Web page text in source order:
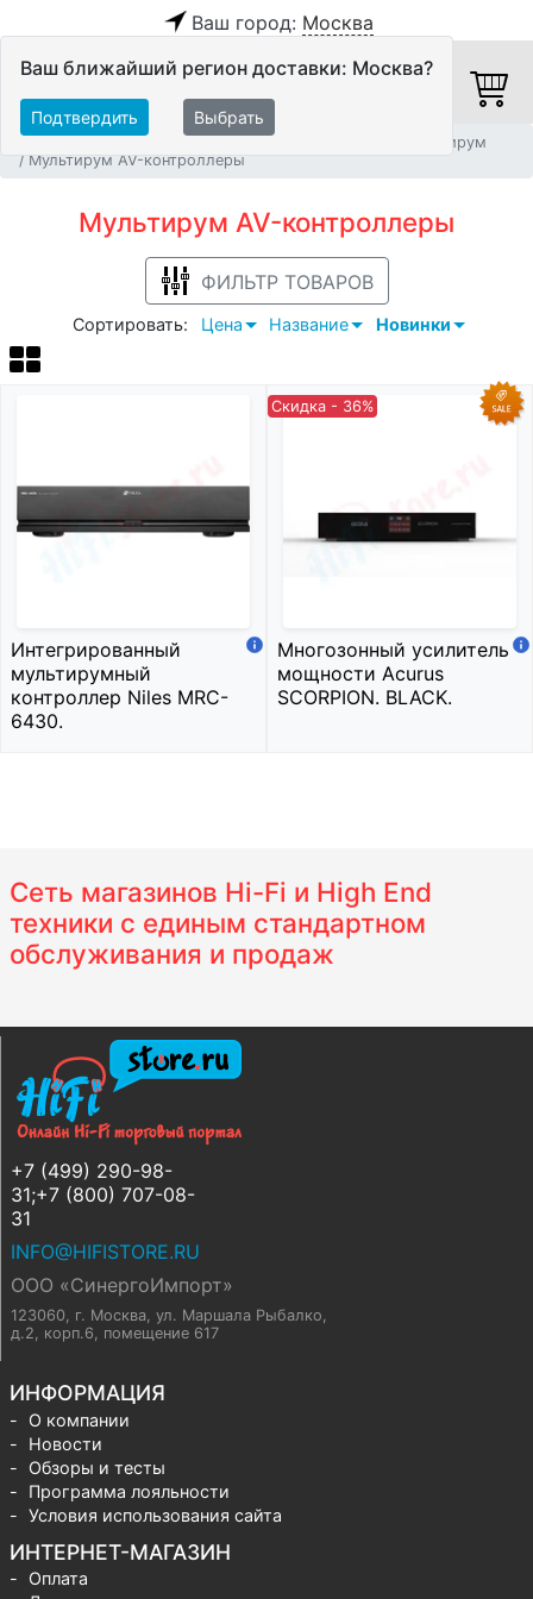
Ваш город: Москва
Ваш ближайший регион доставки: Москва?
Подтвердить Выбрать
Мультирум
Мультирум AV-контроллеры
Мультирум AV-контроллеры
ФИЛЬТР ТОВАРОВ
Сортировать: Цена Название Новинки
Интегрированный
мультирумный
контроллер Niles MRC-
6430.
Скидка - 36%
Многозонный усилитель
мощности Acurus
SCORPION. BLACK.
Сеть магазинов Hi-Fi и High End
техники с единым стандартном
обслуживания и продаж
+7 (499) 290-98-
31;+7 (800) 707-08-
31
INFO@HIFISTORE.RU
ООО «СинергоИмпорт»
123060, г. Москва, ул. Маршала Рыбалко,
д.2, корп.6, помещение 617
ИНФОРМАЦИЯ
О компании
Новости
Обзоры и тесты
Программа лояльности
Условия использования сайта
ИНТЕРНЕТ-МАГАЗИН
Оплата